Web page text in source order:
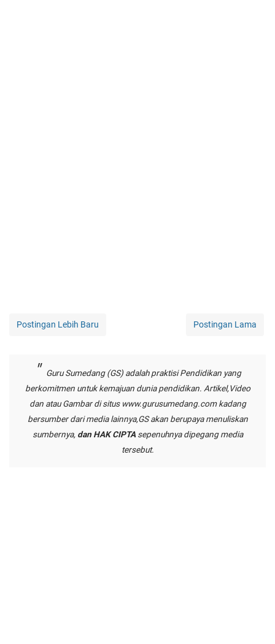
Postingan Lebih Baru Postingan Lama
Guru Sumedang (GS) adalah praktisi Pendidikan yang
berkomitmen untuk kemajuan dunia pendidikan. Artikel,Video
dan atau Gambar di situs www.gurusumedang.comkadang
bersumber dari media lainnya,GS akan berupaya menuliskan
sumbernya, dan HAK CIPTAsepenuhnya dipegang media
tersebut.